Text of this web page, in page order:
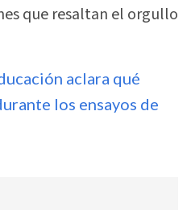
que resaltan el orgullo
aclara qué
los ensayos de